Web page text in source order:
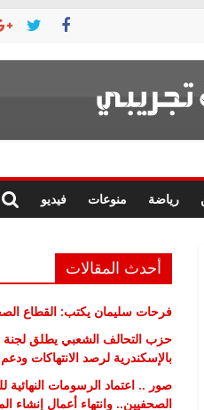
رياضة منوعات فيديو
أحدث المقالات
فرحات سليمان يكتب: القطاع
حزب التحالف الشعبي يطلق
بالإسكندرية لرصد الانتهاكات
صور .. اعتماد الرسومات النهائية
الصحفيين.. وانتهاء أعمال إنشاء